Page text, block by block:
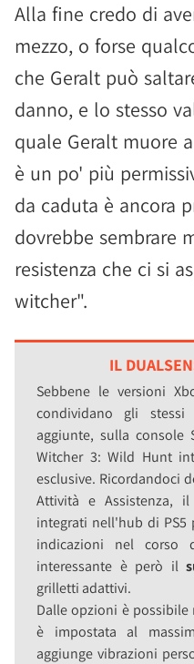
Alla fine credo di
mezzo, o forse
che Geralt può
danno, e lo stesso
quale Geralt muore
è un po' più
da caduta è ancora
dovrebbe sembrare
resistenza che ci si
witcher".
IL
Sebbene le versioni
condividano gli
aggiunte, sulla
Witcher 3: Wild Hunt
esclusive. Ricordandoci
Attività e Assistenza,
integrati nell'hub di PS5
indicazioni nel corso
interessante è però il
grilletti adattivi.
Dalle opzioni è
è impostata al
aggiunge vibrazioni